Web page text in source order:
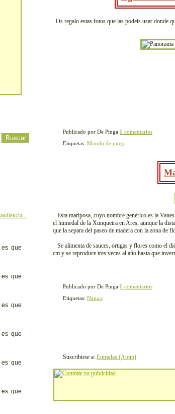
Os regalo estas fotos que las podeis usar donde
Publicado por De Pinga 0 comentarios
Etiquetas: Mundo de pinga
Esta mariposa, cuyo nombre genérico es la
el humedal de la Xunqueira en Ares, aunque la
que la separa del paseo de madera con la zona de
Se alimenta de sauces, ortigas y flores como el
cm y se reproduce tres veces al año hasta que
Publicado por De Pinga 0 comentarios
Etiquetas: Natura
Suscribirse a: Entradas (Atom)